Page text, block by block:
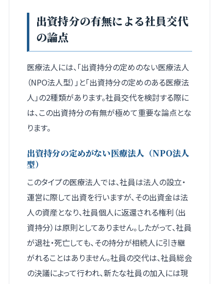
出資持分の有無による社員交代
の論点
医療法人には、「出資持分の定めのない医療法人
（NPO法人型）」と「出資持分の定めのある医療法
人」の2種類があります。社員交代を検討する際に
は、この出資持分の有無が極めて重要な論点とな
ります。
出資持分の定めがない医療法人（NPO法人
型）
このタイプの医療法人では、社員は法人の設立・
運営に際して出資を行いますが、その出資金は法
人の資産となり、社員個人に返還される権利（出
資持分）は原則としてありません。したがって、社員
が退社・死亡しても、その持分が相続人に引き継
がれることはありません。社員の交代は、社員総会
の決議によって行われ、新たな社員の加入には現